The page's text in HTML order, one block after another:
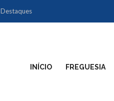
Destaques
INÍCIO FREGUESIA